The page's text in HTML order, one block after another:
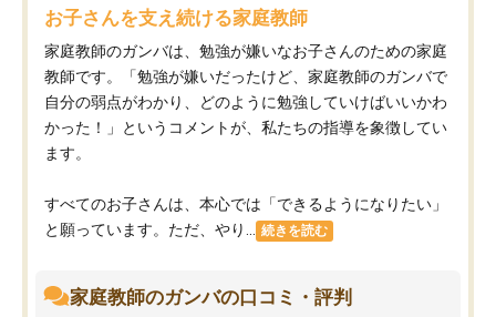
お子さんを支え続ける家庭教師
家庭教師のガンバは、勉強が嫌いなお子さんのための家庭
教師です。「勉強が嫌いだったけど、家庭教師のガンバで
自分の弱点がわかり、どのように勉強していけばいいかわ
かった！」というコメントが、私たちの指導を象徴してい
ます。
すべてのお子さんは、本心では「できるようになりたい」
と願っています。ただ、やり...
続きを読む
家庭教師のガンバの口コミ・評判